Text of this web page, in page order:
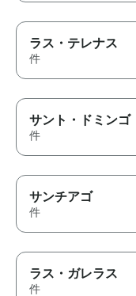
ラス・テレナス
件
サント・ドミンゴ
件
サンチアゴ
件
ラス・ガレラス
件